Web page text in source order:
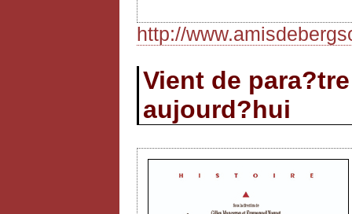
http://
Vient de
aujourd?hui